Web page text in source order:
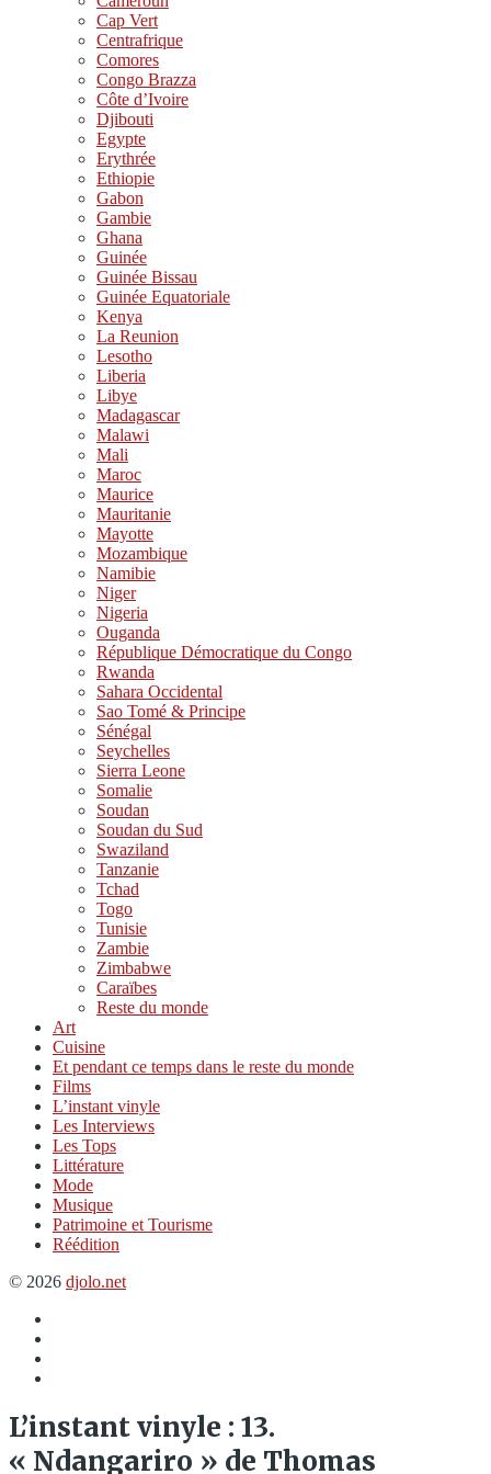
Cap Vert
Centrafrique
Comores
Congo Brazza
Côte d’Ivoire
Djibouti
Egypte
Erythrée
Ethiopie
Gabon
Gambie
Ghana
Guinée
Guinée Bissau
Guinée Equatoriale
Kenya
La Reunion
Lesotho
Liberia
Libye
Madagascar
Malawi
Mali
Maroc
Maurice
Mauritanie
Mayotte
Mozambique
Namibie
Niger
Nigeria
Ouganda
République Démocratique du Congo
Rwanda
Sahara Occidental
Sao Tomé & Principe
Sénégal
Seychelles
Sierra Leone
Somalie
Soudan
Soudan du Sud
Swaziland
Tanzanie
Tchad
Togo
Tunisie
Zambie
Zimbabwe
Caraïbes
Reste du monde
Art
Cuisine
Et pendant ce temps dans le reste du monde
Films
L’instant vinyle
Les Interviews
Les Tops
Littérature
Mode
Musique
Patrimoine et Tourisme
Réédition
© 2026 djolo.net
L’instant vinyle : 13.
« Ndangariro » de Thomas